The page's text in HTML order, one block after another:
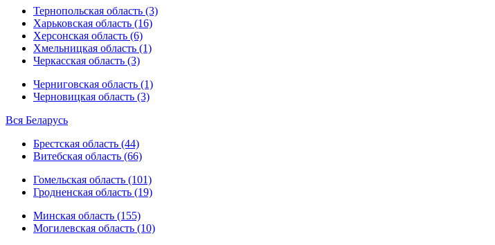
Тернопольская область (3)
Харьковская область (16)
Херсонская область (6)
Хмельницкая область (1)
Черкасская область (3)
Черниговская область (1)
Черновицкая область (3)
Вся Беларусь
Брестская область (44)
Витебская область (66)
Гомельская область (101)
Гродненская область (19)
Минская область (155)
Могилевская область (10)